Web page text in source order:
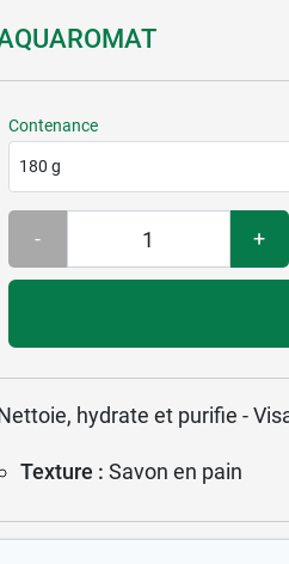
Contenance
180 g
- +
hydrate et purifie -
Texture : Savon en pain